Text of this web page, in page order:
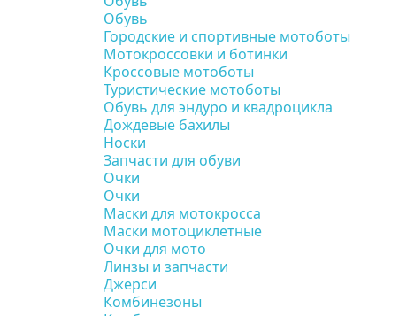
Обувь
Городские и спортивные мотоботы
Мотокроссовки и ботинки
Кроссовые мотоботы
Туристические мотоботы
Обувь для эндуро и квадроцикла
Дождевые бахилы
Носки
Запчасти для обуви
Очки
Очки
Маски для мотокросса
Маски мотоциклетные
Очки для мото
Линзы и запчасти
Джерси
Комбинезоны